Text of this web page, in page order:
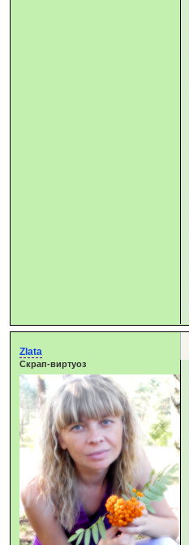
Zlata
Скрап-виртуоз